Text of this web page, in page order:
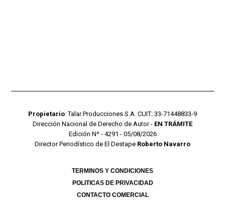
Propietario: Talar Producciones S.A. CUIT: 33-71448833-9
Dirección Nacional de Derecho de Autor - EN TRÁMITE
Edición Nº - 4291 - 05/08/2026
Director Periodístico de El Destape Roberto Navarro
TERMINOS Y CONDICIONES
POLITICAS DE PRIVACIDAD
CONTACTO COMERCIAL